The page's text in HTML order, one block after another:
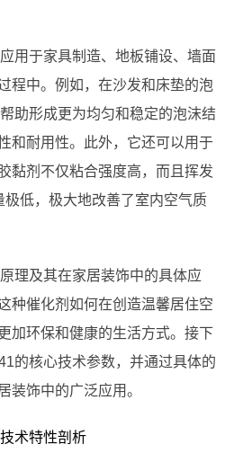
用于家具制造、地板铺设、墙面
程中。例如，在沙发和床垫的泡
助形成更为均匀和稳定的泡沫结
和耐用性。此外，它还可以用于
黏剂不仅粘合强度高，而且挥发
低，极大地改善了室内空气质
理及其在家居装饰中的具体应
种催化剂如何在创造温馨居住空
加环保和健康的生活方式。接下
的核心技术参数，并通过具体的
装饰中的广泛应用。
术特性剖析